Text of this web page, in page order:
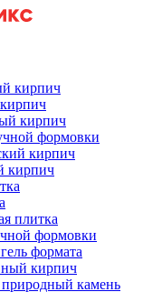
кирпич
формовки
кирпич
кирпич
плитка
формовки
формата
кирпич